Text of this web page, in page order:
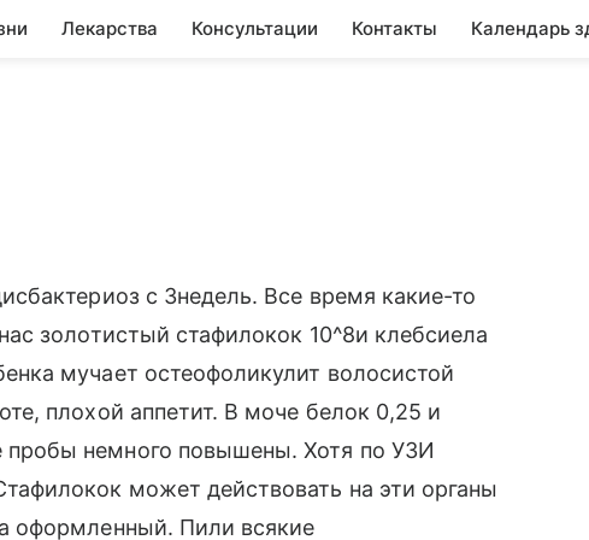
Лекарства Консультации Контакты Календарь
с 3недель. Все время какие-то
золотистый стафилокок 10^8и клебсиела
мучает остеофоликулит волосистой
плохой аппетит. В моче белок 0,25 и
немного повышены. Хотя по УЗИ
может действовать на эти органы
оформленный. Пили всякие